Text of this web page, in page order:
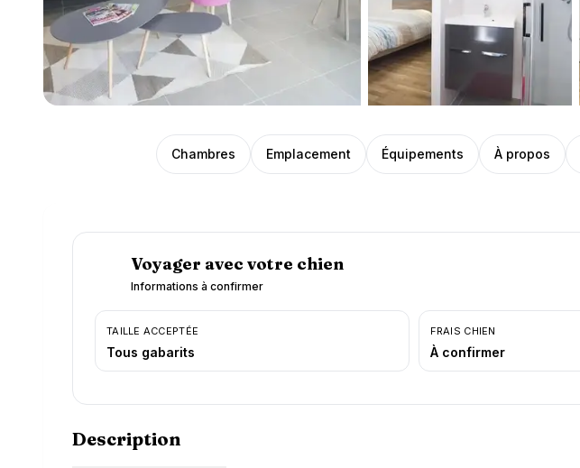
Chambres Emplacement Équipements À propos
Voyager avec votre chien
Informations à confirmer
TAILLE ACCEPTÉE
Tous gabarits
FRAIS CHIEN
À confirmer
Description